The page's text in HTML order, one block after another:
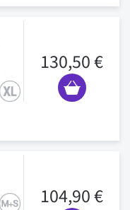
130,50 €
104,90 €